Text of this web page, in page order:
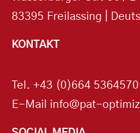
83395 Freilassing |
KONTAKT
Tel. +43 (0)664 5364570
E-Mail info@pat-